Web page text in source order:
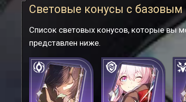
Световые конусы с
Список световых конусов, которые вы
представлен ниже.